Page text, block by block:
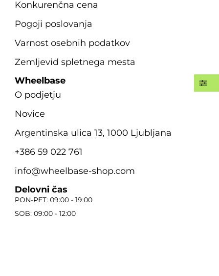
Konkurenčna cena
Pogoji poslovanja
Varnost osebnih podatkov
Zemljevid spletnega mesta
Wheelbase
O podjetju
Novice
Argentinska ulica 13, 1000 Ljubljana
+386 59 022 761
info@wheelbase-shop.com
Delovni čas
PON-PET: 09:00 - 19:00
SOB: 09:00 - 12:00